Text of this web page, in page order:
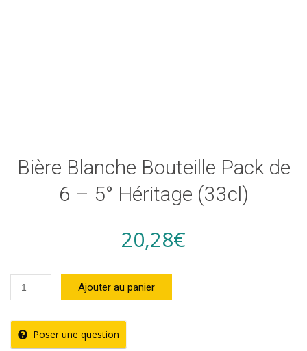
Bière Blanche Bouteille Pack de
6 – 5° Héritage (33cl)
20,28€
quantité
de
Bière
Blanche
Ajouter au panier
Poser une question